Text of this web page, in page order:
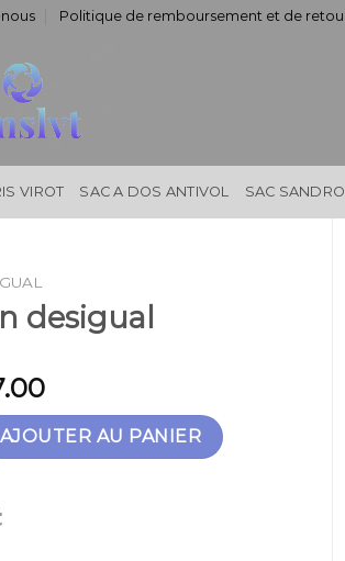
Politique de remboursement et de
VIROT SAC A DOS ANTIVOL SAC
desigual
desigual
AJOUTER AU PANIER